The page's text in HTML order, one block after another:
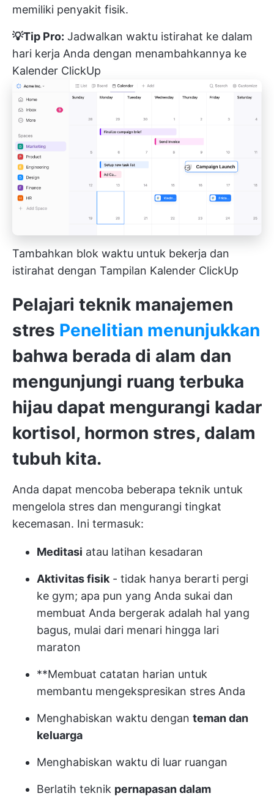
memiliki penyakit fisik.
💡Tip Pro: Jadwalkan waktu istirahat ke dalam
hari kerja Anda dengan menambahkannya ke
Kalender ClickUp
Tambahkan blok waktu untuk bekerja dan
istirahat dengan Tampilan Kalender ClickUp
Pelajari teknik manajemen
stres Penelitian menunjukkan
bahwa berada di alam dan
mengunjungi ruang terbuka
hijau dapat mengurangi kadar
kortisol, hormon stres, dalam
tubuh kita.
Anda dapat mencoba beberapa teknik untuk
mengelola stres dan mengurangi tingkat
kecemasan. Ini termasuk:
Meditasi atau latihan kesadaran
Aktivitas fisik - tidak hanya berarti pergi
ke gym; apa pun yang Anda sukai dan
membuat Anda bergerak adalah hal yang
bagus, mulai dari menari hingga lari
maraton
**Membuat catatan harian untuk
membantu mengekspresikan stres Anda
Menghabiskan waktu dengan teman dan
keluarga
Menghabiskan waktu di luar ruangan
Berlatih teknik pernapasan dalam